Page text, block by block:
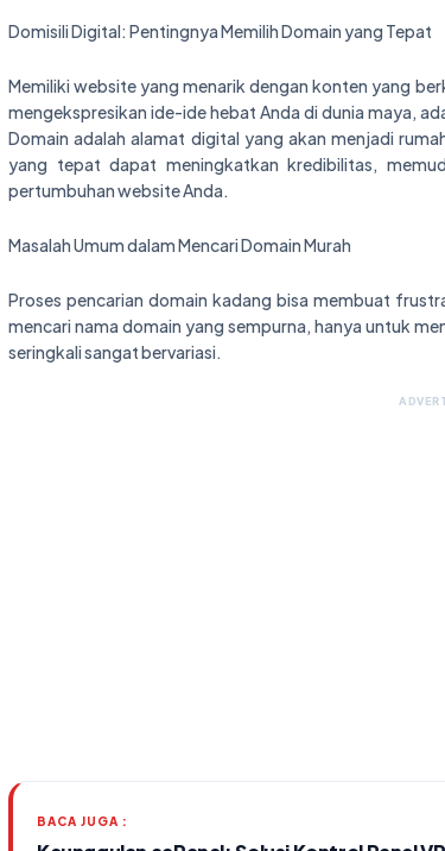
Domisili Digital: Pentingnya Memilih Domain yang Tepat
Memiliki website yang menarik dengan konten yang
mengekspresikan ide-ide hebat Anda di dunia maya,
Domain adalah alamat digital yang akan menjadi
yang tepat dapat meningkatkan kredibilitas,
pertumbuhan website Anda.
Masalah Umum dalam Mencari Domain Murah
Proses pencarian domain kadang bisa membuat
mencari nama domain yang sempurna, hanya untuk
seringkali sangat bervariasi.
BACA JUGA :